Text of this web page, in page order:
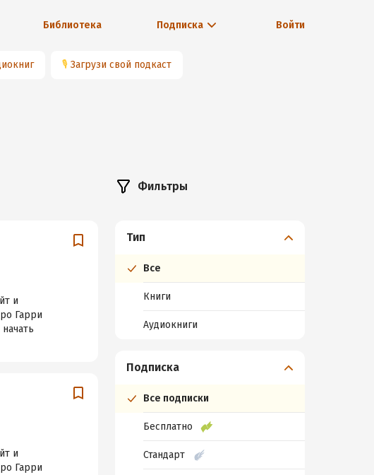
Библиотека Подписка Войти
🎙 Загрузи свой подкаст
и
Гарри
и
Гарри
Фильтры
Тип
Все
Книги
Аудиокниги
Подписка
Все подписки
Бесплатно
Стандарт